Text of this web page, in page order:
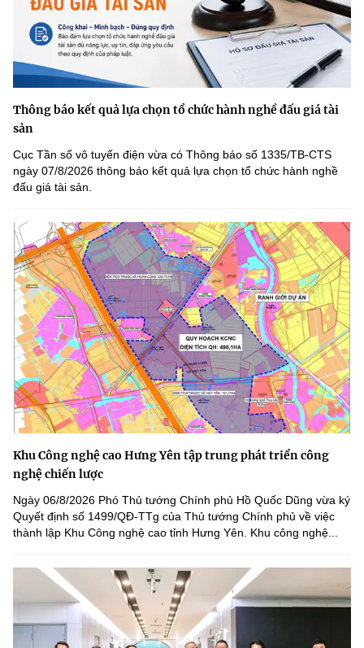
Thông báo kết quả lựa chọn tổ chức hành nghề đấu giá tài
sản
Cục Tần số vô tuyến điện vừa có Thông báo số 1335/TB-CTS
ngày 07/8/2026 thông báo kết quả lựa chọn tổ chức hành nghề
đấu giá tài sản.
Khu Công nghệ cao Hưng Yên tập trung phát triển công
nghệ chiến lược
Ngày 06/8/2026 Phó Thủ tướng Chính phủ Hồ Quốc Dũng vừa ký
Quyết định số 1499/QĐ-TTg của Thủ tướng Chính phủ về việc
thành lập Khu Công nghệ cao tỉnh Hưng Yên. Khu công nghệ...